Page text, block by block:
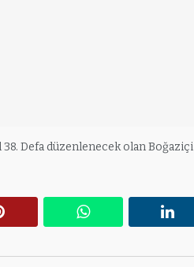
Defa düzenlenecek olan Boğaziçi